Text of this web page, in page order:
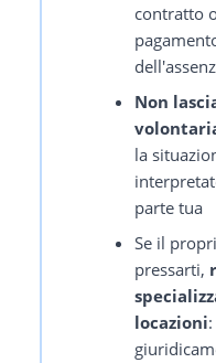
contratto
Non
la
parte tua
Se il
pressarti,
locazioni